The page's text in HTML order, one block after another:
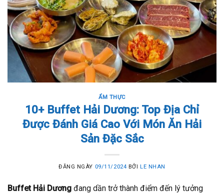
ẨM THỰC
10+ Buffet Hải Dương: Top Địa Chỉ
Được Đánh Giá Cao Với Món Ăn Hải
Sản Đặc Sắc
ĐĂNG NGÀY 09/11/2024 BỞI LE NHAN
Buffet Hải Dương đang dần trở thành điểm đến lý tưởng